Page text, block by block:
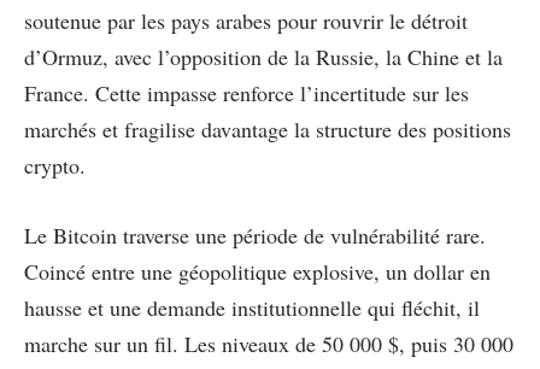
soutenue par les pays arabes pour rouvrir le détroit
d’Ormuz, avec l’opposition de la Russie, la Chine et la
France. Cette impasse renforce l’incertitude sur les
marchés et fragilise davantage la structure des positions
crypto.
Le Bitcoin traverse une période de vulnérabilité rare.
Coincé entre une géopolitique explosive, un dollar en
hausse et une demande institutionnelle qui fléchit, il
marche sur un fil. Les niveaux de 50 000 $, puis 30 000